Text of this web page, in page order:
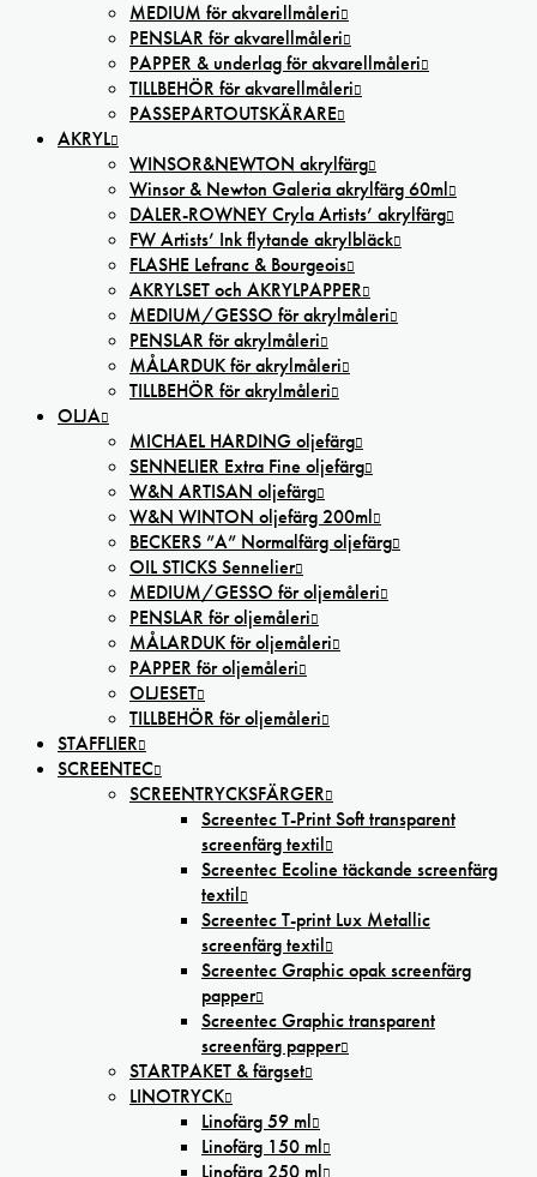
MEDIUM för akvarellmåleri
PENSLAR för akvarellmåleri
PAPPER & underlag för akvarellmåleri
TILLBEHÖR för akvarellmåleri
PASSEPARTOUTSKÄRARE
AKRYL
WINSOR&NEWTON akrylfärg
Winsor & Newton Galeria akrylfärg 60ml
DALER-ROWNEY Cryla Artists’ akrylfärg
FW Artists’ Ink flytande akrylbläck
FLASHE Lefranc & Bourgeois
AKRYLSET och AKRYLPAPPER
MEDIUM/GESSO för akrylmåleri
PENSLAR för akrylmåleri
MÅLARDUK för akrylmåleri
TILLBEHÖR för akrylmåleri
OLJA
MICHAEL HARDING oljefärg
SENNELIER Extra Fine oljefärg
W&N ARTISAN oljefärg
W&N WINTON oljefärg 200ml
BECKERS ”A” Normalfärg oljefärg
OIL STICKS Sennelier
MEDIUM/GESSO för oljemåleri
PENSLAR för oljemåleri
MÅLARDUK för oljemåleri
PAPPER för oljemåleri
OLJESET
TILLBEHÖR för oljemåleri
STAFFLIER
SCREENTEC
SCREENTRYCKSFÄRGER
Screentec T-Print Soft transparent
screenfärg textil
Screentec Ecoline täckande screenfärg
textil
Screentec T-print Lux Metallic
screenfärg textil
Screentec Graphic opak screenfärg
papper
Screentec Graphic transparent
screenfärg papper
STARTPAKET & färgset
LINOTRYCK
Linofärg 59 ml
Linofärg 150 ml
Linofärg 250 ml